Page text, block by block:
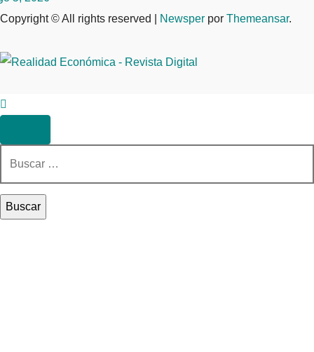
Copyright © All rights reserved
Newsper por Themeansar.